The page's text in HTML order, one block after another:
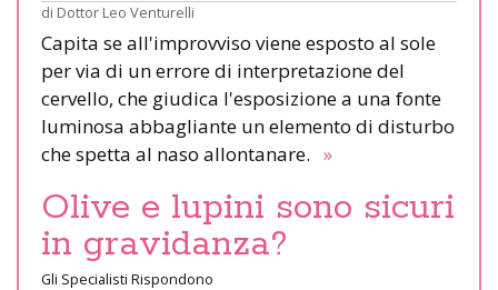
di Dottor Leo Venturelli
Capita se all'improvviso viene esposto al sole
per via di un errore di interpretazione del
cervello, che giudica l'esposizione a una fonte
luminosa abbagliante un elemento di disturbo
che spetta al naso allontanare. »
Olive e lupini sono sicuri
in gravidanza?
Gli Specialisti Rispondono